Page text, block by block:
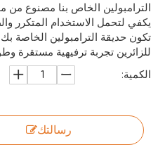
الترامبولين الخاص بنا مصنوع من
يكفي لتحمل الاستخدام المتكرر
تكون حديقة الترامبولين الخاصة
للزائرين تجربة ترفيهية مستقرة
الكمية:
رسالتك